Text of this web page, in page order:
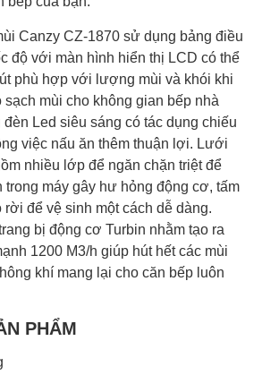
Canzy CZ-1870 sử dụng bảng điều
độ với màn hình hiển thị LCD có thể
phù hợp với lượng mùi và khói khi
sạch mùi cho không gian bếp nhà
đèn Led siêu sáng có tác dụng chiếu
việc nấu ăn thêm thuận lợi. Lưới
nhiều lớp để ngăn chặn triệt để
trong máy gây hư hỏng động cơ, tấm
rời để vệ sinh một cách dễ dàng.
bị động cơ Turbin nhằm tạo ra
1200 M3/h giúp hút hết các mùi
khí mang lại cho căn bếp luôn
PHẨM